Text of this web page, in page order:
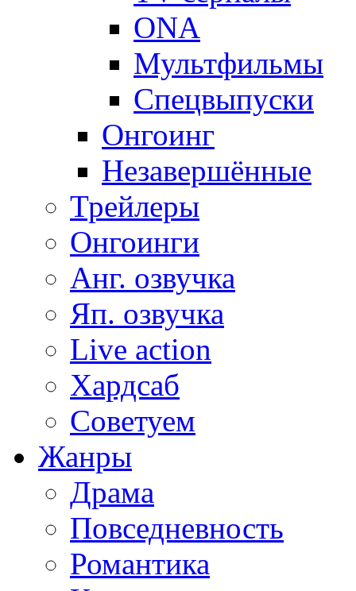
ONA
Мультфильмы
Спецвыпуски
Онгоинг
Незавершённые
Трейлеры
Онгоинги
Анг. озвучка
Яп. озвучка
Live action
Хардсаб
Советуем
Жанры
Драма
Повседневность
Романтика